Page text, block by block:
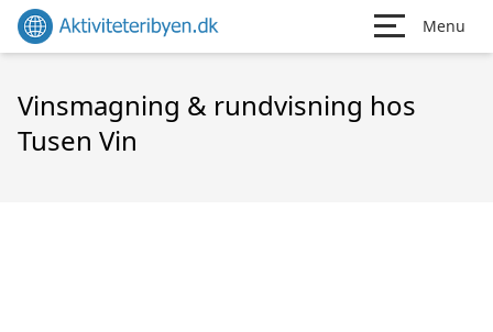
Menu
Vinsmagning & rundvisning hos
Tusen Vin